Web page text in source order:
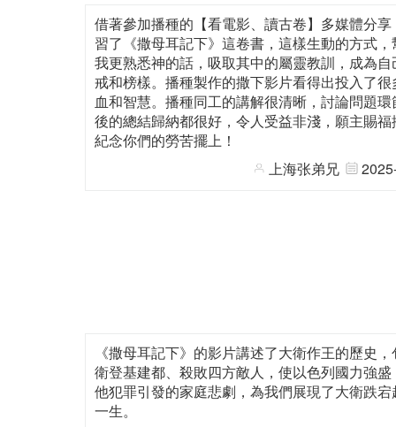
借著參加播種的【看電影、讀古卷】多媒體分享
習了《撒母耳記下》這卷書，這樣生動的方式，
我更熟悉神的話，吸取其中的屬靈教訓，成為自
戒和榜樣。播種製作的撒下影片看得出投入了很
血和智慧。播種同工的講解很清晰，討論問題
後的總結歸納都很好，令人受益非淺，願主賜福
紀念你們的勞苦擺上！
上海张弟兄
《撒母耳記下》的影片講述了大衛作王的歷史
衛登基建都、殺敗四方敵人，使以色列國力強盛
他犯罪引發的家庭悲劇，為我們展現了大衛跌宕
一生。